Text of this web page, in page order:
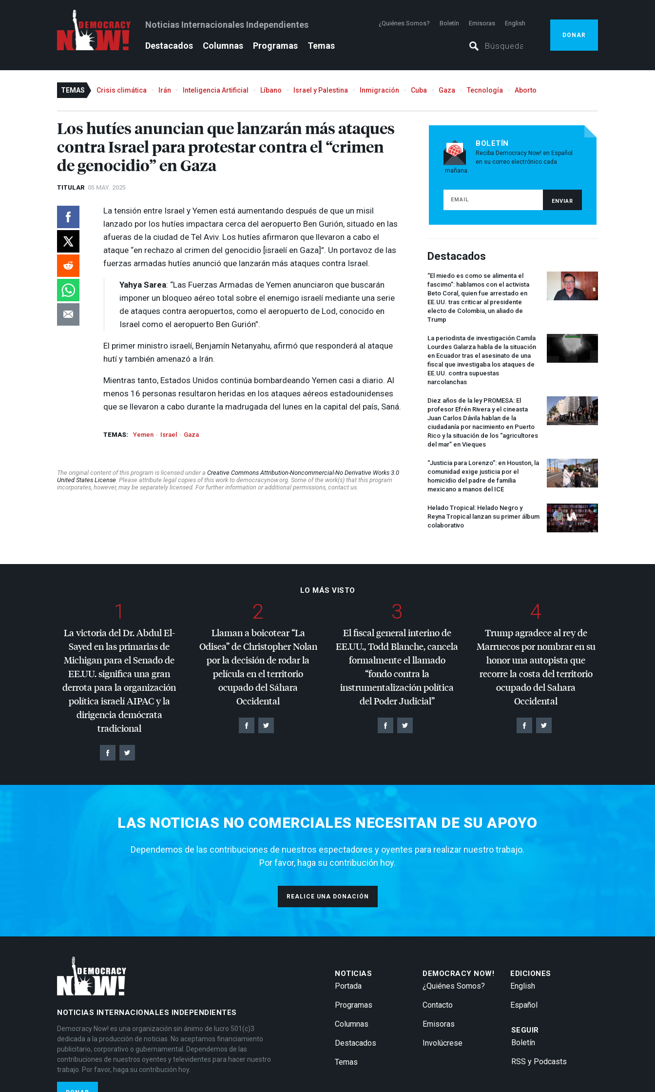
Noticias Internacionales Independientes ¿Quiénes Somos? Boletín Emisoras English
Destacados Columnas Programas Temas
DONAR
TEMAS Crisis climática Irán Inteligencia Artificial Líbano Israel y Palestina Inmigración Cuba Gaza Tecnología Aborto
Los hutíes anuncian que lanzarán más ataques
contra Israel para protestar contra el “crimen
de genocidio” en Gaza
TITULAR 05 MAY. 2025
La tensión entre Israel y Yemen está aumentando después de que un misil
lanzado por los hutíes impactara cerca del aeropuerto Ben Gurión, situado en las
afueras de la ciudad de Tel Aviv. Los hutíes afirmaron que llevaron a cabo el
ataque “en rechazo al crimen del genocidio [israelí en Gaza]”. Un portavoz de las
fuerzas armadas hutíes anunció que lanzarán más ataques contra Israel.
Yahya Sarea: “Las Fuerzas Armadas de Yemen anunciaron que buscarán
imponer un bloqueo aéreo total sobre el enemigo israelí mediante una serie
de ataques contra aeropuertos, como el aeropuerto de Lod, conocido en
Israel como el aeropuerto Ben Gurión”.
El primer ministro israelí, Benjamín Netanyahu, afirmó que responderá al ataque
hutí y también amenazó a Irán.
Mientras tanto, Estados Unidos continúa bombardeando Yemen casi a diario. Al
menos 16 personas resultaron heridas en los ataques aéreos estadounidenses
que se llevaron a cabo durante la madrugada del lunes en la capital del país, Saná.
TEMAS: Yemen Israel Gaza
The original content of this program is licensed under a Creative Commons Attribution-Noncommercial-No Derivative Works 3.0
United States License . Please attribute legal copies of this work to democracynow.org. Some of the work(s) that this program
incorporates, however, may be separately licensed. For further information or additional permissions, contact us.
BOLETÍN
Reciba Democracy Now! en Español
en su correo electrónico cada
mañana.
Destacados
“El miedo es como se alimenta el
fascimo”: hablamos con el activista
Beto Coral, quien fue arrestado en
EE.UU. tras criticar al presidente
electo de Colombia, un aliado de
Trump
La periodista de investigación Camila
Lourdes Galarza habla de la situación
en Ecuador tras el asesinato de una
fiscal que investigaba los ataques de
EE.UU. contra supuestas
narcolanchas
Diez años de la ley PROMESA: El
profesor Efrén Rivera y el cineasta
Juan Carlos Dávila hablan de la
ciudadanía por nacimiento en Puerto
Rico y la situación de los “agricultores
del mar” en Vieques
“Justicia para Lorenzo”: en Houston, la
comunidad exige justicia por el
homicidio del padre de familia
mexicano a manos del ICE
Helado Tropical: Helado Negro y
Reyna Tropical lanzan su primer álbum
colaborativo
LO MÁS VISTO
1
La victoria del Dr. Abdul El-
Sayed en las primarias de
Michigan para el Senado de
EE.UU. significa una gran
derrota para la organización
política israelíAIPACy la
dirigencia demócrata
tradicional
2
Llaman a boicotear “La
Odisea” de Christopher Nolan
por la decisión de rodar la
película en el territorio
ocupado del Sáhara
Occidental
3
El fiscal general interino de
EE.UU., Todd Blanche, cancela
formalmente el llamado
“fondo contra la
instrumentalización política
del Poder Judicial”
4
Trump agradece al rey de
Marruecos por nombrar en su
honor una autopista que
recorre la costa del territorio
ocupado del Sahara
Occidental
LAS NOTICIAS NO COMERCIALES NECESITAN DE SU APOYO
Dependemos de las contribuciones de nuestros espectadores y oyentes para realizar nuestro trabajo.
Por favor, haga su contribución hoy.
REALICE UNA DONACIÓN
NOTICIAS INTERNACIONALES INDEPENDIENTES
Democracy Now! es una organización sin ánimo de lucro 501(c)3
dedicada a la producción de noticias. No aceptamos financiamiento
publicitario, corporativo o gubernamental. Dependemos de las
contribuciones de nuestros oyentes y televidentes para hacer nuestro
trabajo. Por favor, haga su contribución hoy.
NOTICIAS
Portada
Programas
Columnas
Destacados
Temas
DEMOCRACY NOW!
¿Quiénes Somos?
Contacto
Emisoras
Involúcrese
EDICIONES
English
Español
SEGUIR
Boletín
RSS y Podcasts